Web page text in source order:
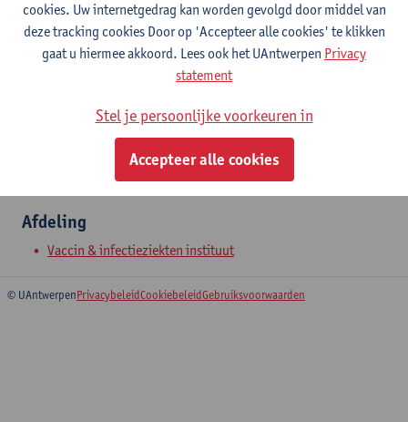
Campus Drie Eiken
Toon e-mailadres
Drie Eikenstraat 663
2650 Edegem, BEL
Afdeling
Vaccin & infectieziekten instituut
© UAntwerpenPrivacybeleidCookiebeleidGebruiksvoorwaarden
cookies. Uw internetgedrag kan worden gevolgd door middel van
deze tracking cookies Door op 'Accepteer alle cookies' te klikken
gaat u hiermee akkoord. Lees ook het UAntwerpen Privacy
statement
Stel je persoonlijke voorkeuren in
Accepteer alle cookies